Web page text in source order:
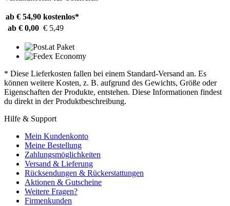
ab € 54,90 kostenlos*
ab € 0,00 € 5,49
* Diese Lieferkosten fallen bei einem Standard-Versand an. Es
können weitere Kosten, z. B. aufgrund des Gewichts, Größe oder
Eigenschaften der Produkte, entstehen. Diese Informationen findest
du direkt in der Produktbeschreibung.
Hilfe & Support
Mein Kundenkonto
Meine Bestellung
Zahlungsmöglichkeiten
Versand & Lieferung
Rücksendungen & Rückerstattungen
Aktionen & Gutscheine
Weitere Fragen?
Firmenkunden